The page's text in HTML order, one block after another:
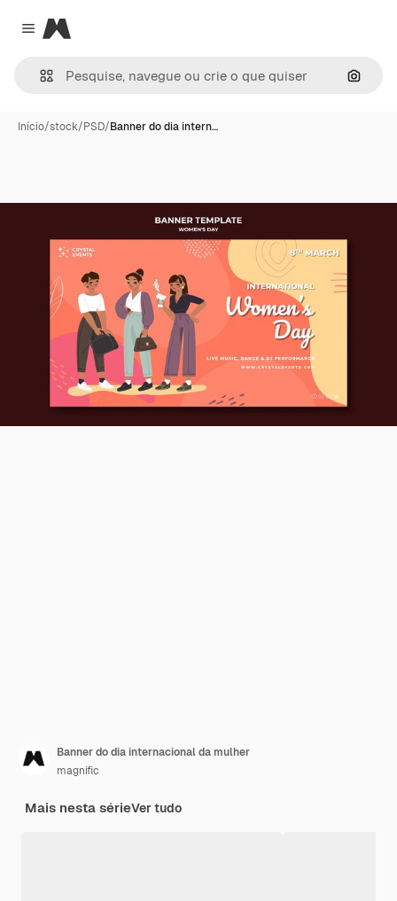
Close menu
Magnific
Início/stock/PSD/Banner do dia intern…
Banner do dia internacional da mulher
magnific
Mais nesta sérieVer tudo